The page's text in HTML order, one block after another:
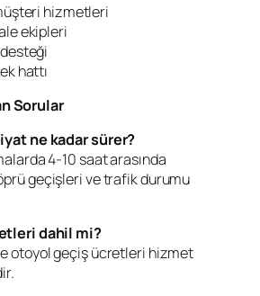
hizmetleri
ekipleri
hattı
Sorular
ne kadar sürer?
4-10 saat arasında
geçişleri ve trafik durumu
dahil mi?
otoyol geçiş ücretleri hizmet